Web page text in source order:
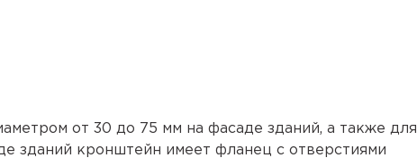
от 30 до 75 мм на фасаде зданий, а также для
зданий кронштейн имеет фланец с отверстиями